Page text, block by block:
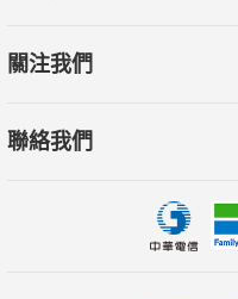
關注我們
聯絡我們